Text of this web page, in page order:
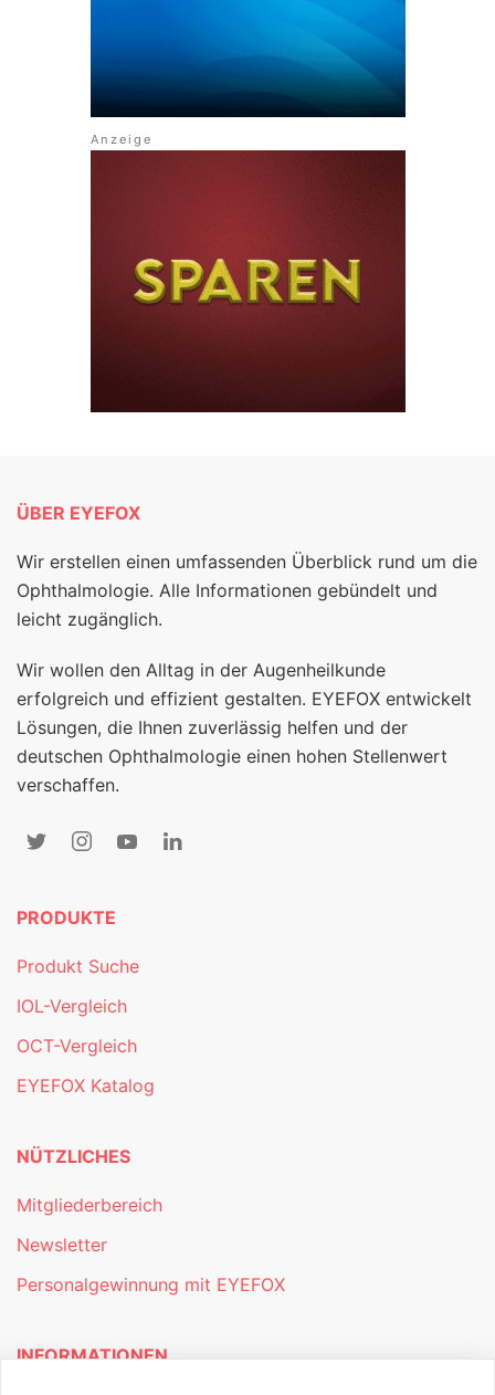
ÜBER EYEFOX
Wir erstellen einen umfassenden Überblick rund um die
Ophthalmologie. Alle Informationen gebündelt und
leicht zugänglich.
Wir wollen den Alltag in der Augenheilkunde
erfolgreich und effizient gestalten. EYEFOX entwickelt
Lösungen, die Ihnen zuverlässig helfen und der
deutschen Ophthalmologie einen hohen Stellenwert
verschaffen.
PRODUKTE
Produkt Suche
IOL-Vergleich
OCT-Vergleich
EYEFOX Katalog
NÜTZLICHES
Mitgliederbereich
Newsletter
Personalgewinnung mit EYEFOX
INFORMATIONEN